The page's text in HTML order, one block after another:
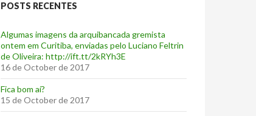
POSTS RECENTES
Algumas imagens da arquibancada gremista
ontem em Curitiba, enviadas pelo Luciano Feltrin
de Oliveira: http://ift.tt/2kRYh3E
16 de October de 2017
‪Fica bom aí?‬
15 de October de 2017